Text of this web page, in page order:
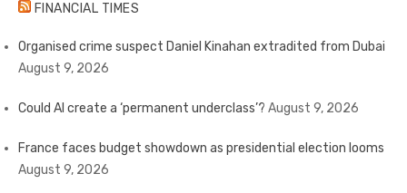
FINANCIAL TIMES
Organised crime suspect Daniel Kinahan extradited from Dubai
August 9, 2026
Could AI create a ‘permanent underclass’? August 9, 2026
France faces budget showdown as presidential election looms
August 9, 2026